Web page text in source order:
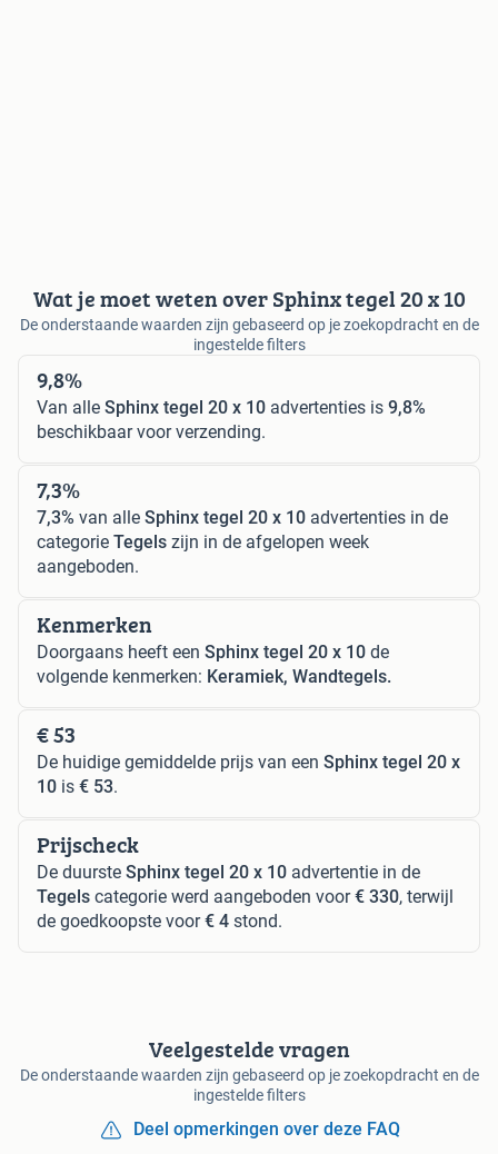
Wat je moet weten over Sphinx tegel 20 x 10
De onderstaande waarden zijn gebaseerd op je zoekopdracht en de
ingestelde filters
9,8%
Van alle Sphinx tegel 20 x 10 advertenties is 9,8%
beschikbaar voor verzending.
7,3%
7,3% van alle Sphinx tegel 20 x 10 advertenties in de
categorie Tegels zijn in de afgelopen week
aangeboden.
Kenmerken
Doorgaans heeft een Sphinx tegel 20 x 10 de
volgende kenmerken: Keramiek, Wandtegels.
€ 53
De huidige gemiddelde prijs van een Sphinx tegel 20 x
10 is € 53.
Prijscheck
De duurste Sphinx tegel 20 x 10 advertentie in de
Tegels categorie werd aangeboden voor€ 330, terwijl
de goedkoopste voor€ 4 stond.
Veelgestelde vragen
De onderstaande waarden zijn gebaseerd op je zoekopdracht en de
ingestelde filters
Deel opmerkingen over deze FAQ